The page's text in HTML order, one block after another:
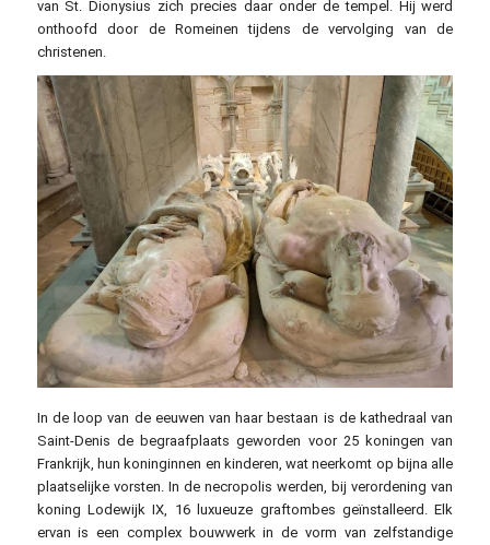
van St. Dionysius zich precies daar onder de tempel. Hij werd
onthoofd door de Romeinen tijdens de vervolging van de
christenen.
In de loop van de eeuwen van haar bestaan is de kathedraal van
Saint-Denis de begraafplaats geworden voor 25 koningen van
Frankrijk, hun koninginnen en kinderen, wat neerkomt op bijna alle
plaatselijke vorsten. In de necropolis werden, bij verordening van
koning Lodewijk IX, 16 luxueuze graftombes geïnstalleerd. Elk
ervan is een complex bouwwerk in de vorm van zelfstandige